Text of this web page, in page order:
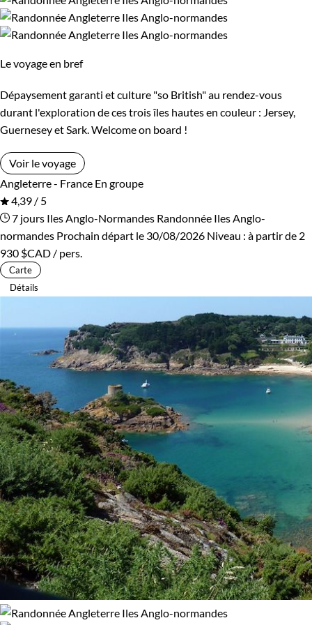
En visitant Jersey, vous ne vous ennuierez pas un instant.
Cette île regorge en effet d'activités pour tous les goûts. Les
sentiers qui sillonnent l'île. Les passionnés d'histoire
pourront visiter les nombreux forts et châteaux de l'île.
Quant aux férus de relaxation, ils pourront profiter des
nombreuses plages de l'île pour se reposer et se ressourcer.
Un itinéraire à la découverte des îles anglo-normandes
Si Jersey est une destination de choix, les îles voisines de
Guernesey et Sark ne sont pas en reste. Avec notre itinéraire
de randonnée, vous pourrez découvrir les charmes de ces
deux îles. Entre les plages de sable fin et les points rocheux
spectaculaires, chaque arrêt sera une révélation. N'oubliez
expérience encore plus authentique.
Standard Supérieur
Le voyage en bref
Dépaysement garanti et culture "so British" au rendez-vous
durant l'exploration de ces trois îles hautes en couleur : Jersey,
Guernesey et Sark. Welcome on board !
Voir le voyage
Angleterre - France En groupe
4,39 / 5
7 jours Iles Anglo-Normandes Randonnée Iles Anglo-
normandes Prochain départ le 30/08/2026 Niveau : à partir de 2
930 $CAD / pers.
Carte
Détails